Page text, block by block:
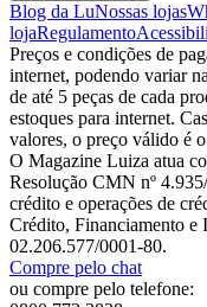
Blog da LuNossas lojas
lojaRegulamento
Preços e condições de
internet, podendo variar
de até 5 peças de cada
estoques para internet.
valores, o preço válido é
O Magazine Luiza atua
Resolução CMN nº
crédito e operações de
Crédito, Financiamento e
02.206.577/0001-80.
Compre pelo chat
ou compre pelo telefone: